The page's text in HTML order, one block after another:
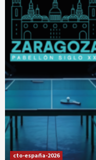
cto-españa-2026